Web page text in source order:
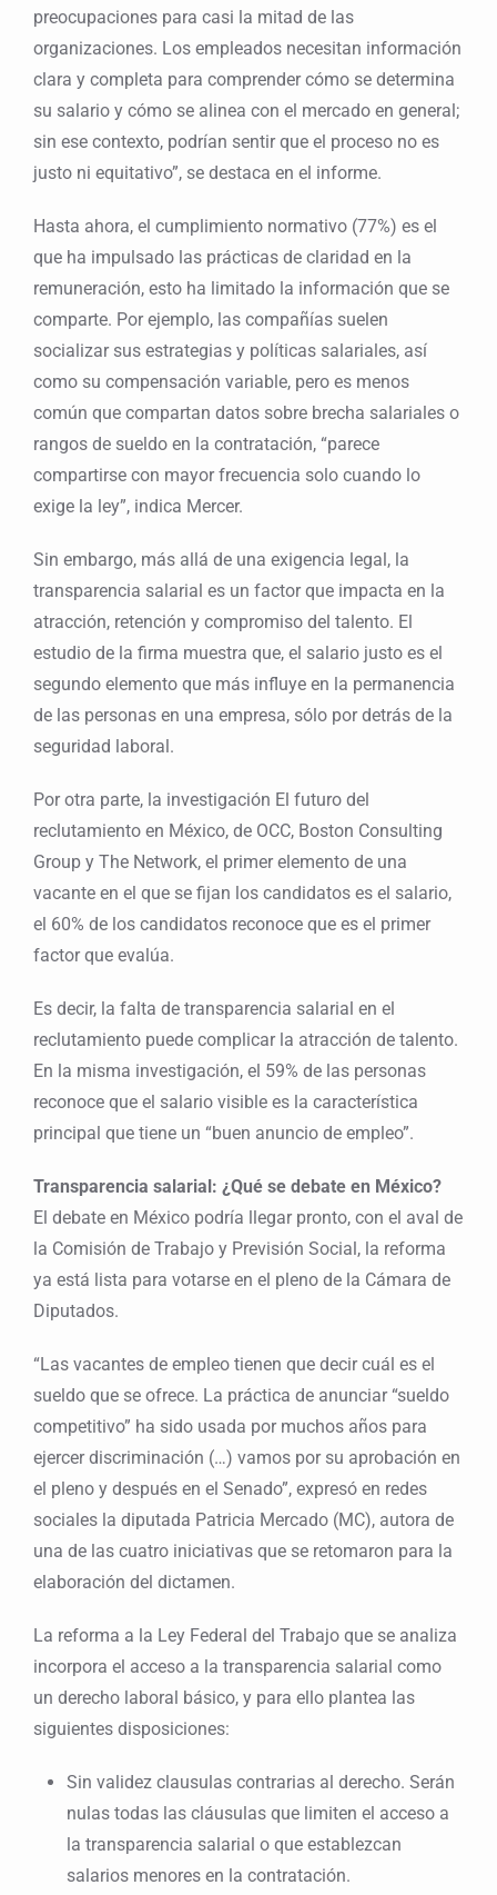
preocupaciones para casi la mitad de las
organizaciones. Los empleados necesitan información
clara y completa para comprender cómo se determina
su salario y cómo se alinea con el mercado en general;
sin ese contexto, podrían sentir que el proceso no es
justo ni equitativo”, se destaca en el informe.
Hasta ahora, el cumplimiento normativo (77%) es el
que ha impulsado las prácticas de claridad en la
remuneración, esto ha limitado la información que se
comparte. Por ejemplo, las compañías suelen
socializar sus estrategias y políticas salariales, así
como su compensación variable, pero es menos
común que compartan datos sobre brecha salariales o
rangos de sueldo en la contratación, “parece
compartirse con mayor frecuencia solo cuando lo
exige la ley”, indica Mercer.
Sin embargo, más allá de una exigencia legal, la
transparencia salarial es un factor que impacta en la
atracción, retención y compromiso del talento. El
estudio de la firma muestra que, el salario justo es el
segundo elemento que más influye en la permanencia
de las personas en una empresa, sólo por detrás de la
seguridad laboral.
Por otra parte, la investigación El futuro del
reclutamiento en México, de OCC, Boston Consulting
Group y The Network, el primer elemento de una
vacante en el que se fijan los candidatos es el salario,
el 60% de los candidatos reconoce que es el primer
factor que evalúa.
Es decir, la falta de transparencia salarial en el
reclutamiento puede complicar la atracción de talento.
En la misma investigación, el 59% de las personas
reconoce que el salario visible es la característica
principal que tiene un “buen anuncio de empleo”.
Transparencia salarial: ¿Qué se debate en México?
El debate en México podría llegar pronto, con el aval de
la Comisión de Trabajo y Previsión Social, la reforma
ya está lista para votarse en el pleno de la Cámara de
Diputados.
“Las vacantes de empleo tienen que decir cuál es el
sueldo que se ofrece. La práctica de anunciar “sueldo
competitivo” ha sido usada por muchos años para
ejercer discriminación (…) vamos por su aprobación en
el pleno y después en el Senado”, expresó en redes
sociales la diputada Patricia Mercado (MC), autora de
una de las cuatro iniciativas que se retomaron para la
elaboración del dictamen.
La reforma a la Ley Federal del Trabajo que se analiza
incorpora el acceso a la transparencia salarial como
un derecho laboral básico, y para ello plantea las
siguientes disposiciones:
Sin validez clausulas contrarias al derecho. Serán
nulas todas las cláusulas que limiten el acceso a
la transparencia salarial o que establezcan
salarios menores en la contratación.